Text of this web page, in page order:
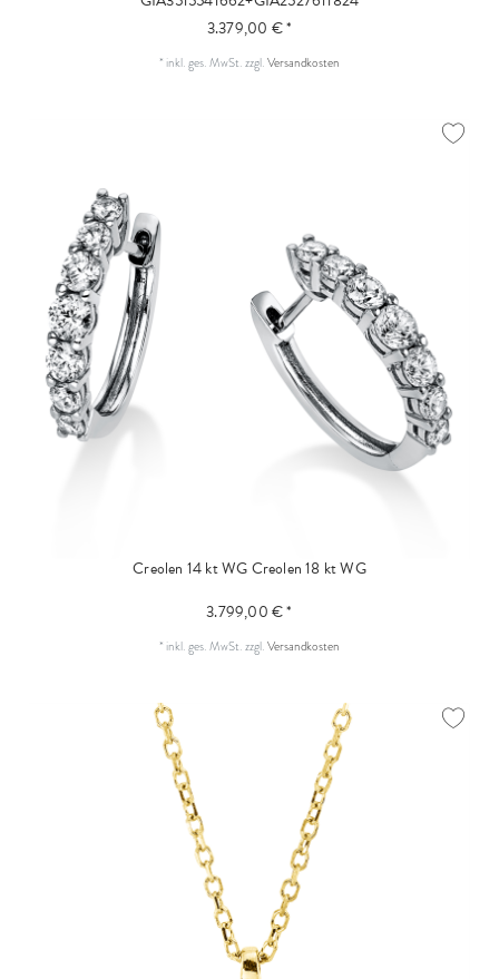
3.379,00 € *
* inkl. ges. MwSt.zzgl.Versandkosten
Creolen 14 kt WGCreolen 18 kt WG
3.799,00 € *
* inkl. ges. MwSt.zzgl.Versandkosten